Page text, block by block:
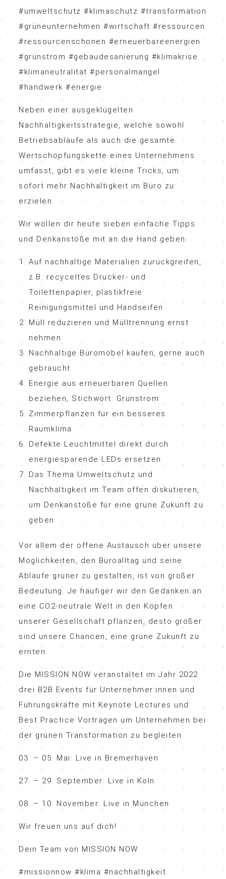
#umweltschutz #klimaschutz #transformation
#grüneunternehmen #wirtschaft #ressourcen
#ressourcenschonen #erneuerbareenergien
#grünstrom #gebäudesanierung #klimakrise
#klimaneutralität #personalmangel
#handwerk #energie
Neben einer ausgeklügelten
Nachhaltigkeitsstrategie, welche sowohl
Betriebsabläufe als auch die gesamte
Wertschöpfungskette eines Unternehmens
umfasst, gibt es viele kleine Tricks, um
sofort mehr Nachhaltigkeit im Büro zu
erzielen.
Wir wollen dir heute sieben einfache Tipps
und Denkanstöße mit an die Hand geben:
Auf nachhaltige Materialien zurückgreifen,
z.B. recyceltes Drucker- und
Toilettenpapier, plastikfreie
Reinigungsmittel und Handseifen
Müll reduzieren und Mülltrennung ernst
nehmen
Nachhaltige Büromöbel kaufen, gerne auch
gebraucht
Energie aus erneuerbaren Quellen
beziehen, Stichwort: Grünstrom
Zimmerpflanzen für ein besseres
Raumklima
Defekte Leuchtmittel direkt durch
energiesparende LEDs ersetzen
Das Thema Umweltschutz und
Nachhaltigkeit im Team offen diskutieren,
um Denkanstöße für eine grüne Zukunft zu
geben
Vor allem der offene Austausch über unsere
Möglichkeiten, den Büroalltag und seine
Abläufe grüner zu gestalten, ist von großer
Bedeutung. Je häufiger wir den Gedanken an
eine CO2-neutrale Welt in den Köpfen
unserer Gesellschaft pflanzen, desto größer
sind unsere Chancen, eine grüne Zukunft zu
ernten.
Die MISSION NOW veranstaltet im Jahr 2022
drei B2B Events für Unternehmer:innen und
Führungskräfte mit Keynote Lectures und
Best Practice Vorträgen um Unternehmen bei
der grünen Transformation zu begleiten.
03. – 05. Mai: Live in Bremerhaven
27. – 29. September: Live in Köln
08. – 10. November: Live in München
Wir freuen uns auf dich!
Dein Team von MISSION NOW
#missionnow #klima #nachhaltigkeit